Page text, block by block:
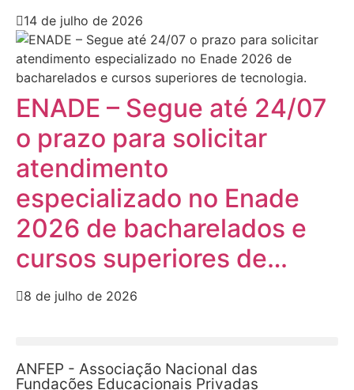
14 de julho de 2026
ENADE – Segue até 24/07
o prazo para solicitar
atendimento
especializado no Enade
2026 de bacharelados e
cursos superiores de…
8 de julho de 2026
ANFEP - Associação Nacional das
Fundações Educacionais Privadas